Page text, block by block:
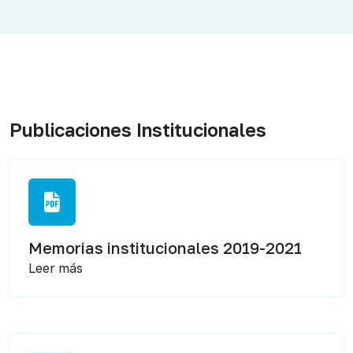
Publicaciones Institucionales
Memorias institucionales 2019-2021
Leer más